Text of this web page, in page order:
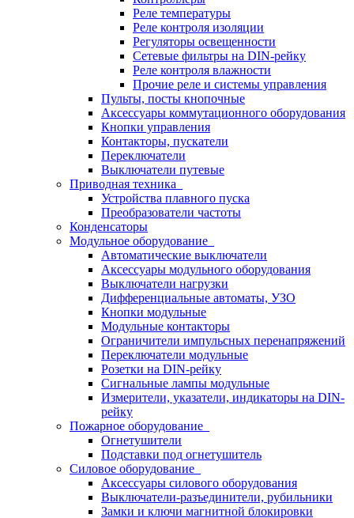
Реле температуры
Реле контроля изоляции
Регуляторы освещенности
Сетевые фильтры на DIN-рейку
Реле контроля влажности
Прочие реле и системы управления
Пульты, посты кнопочные
Аксессуары коммутационного оборудования
Кнопки управления
Контакторы, пускатели
Переключатели
Выключатели путевые
Приводная техника
Устройства плавного пуска
Преобразователи частоты
Конденсаторы
Модульное оборудование
Автоматические выключатели
Аксессуары модульного оборудования
Выключатели нагрузки
Дифференциальные автоматы, УЗО
Кнопки модульные
Модульные контакторы
Ограничители импульсных перенапряжений
Переключатели модульные
Розетки на DIN-рейку
Сигнальные лампы модульные
Измерители, указатели, индикаторы на DIN-
рейку
Пожарное оборудование
Огнетушители
Подставки под огнетушитель
Силовое оборудование
Аксессуары силового оборудования
Выключатели-разъединители, рубильники
Замки и ключи магнитной блокировки